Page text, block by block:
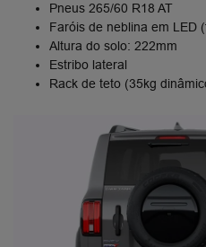
Pneus 265/60 R18 AT
Faróis de neblina em LED
Altura do solo: 222mm
Estribo lateral
Rack de teto (35kg